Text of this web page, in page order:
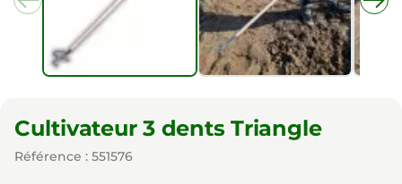
Cultivateur 3 dents Triangle
Référence : 551576